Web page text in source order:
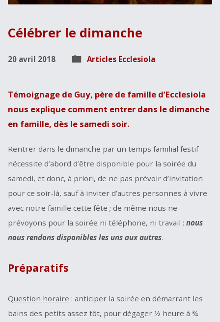
Célébrer le dimanche
20 avril 2018 Articles Ecclesiola
Témoignage de Guy, père de famille d’Ecclesiola
nous explique comment entrer dans le dimanche
en famille, dès le samedi soir.
Rentrer dans le dimanche par un temps familial festif
nécessite d’abord d’être disponible pour la soirée du
samedi, et donc, à priori, de ne pas prévoir d’invitation
pour ce soir-là, sauf à inviter d’autres personnes à vivre
avec notre famille cette fête ; de même nous ne
prévoyons pour la soirée ni téléphone, ni travail : nous
nous rendons disponibles les uns aux autres.
Préparatifs
Question horaire : anticiper la soirée en démarrant les
bains des petits assez tôt, pour dégager ½ heure à ¾